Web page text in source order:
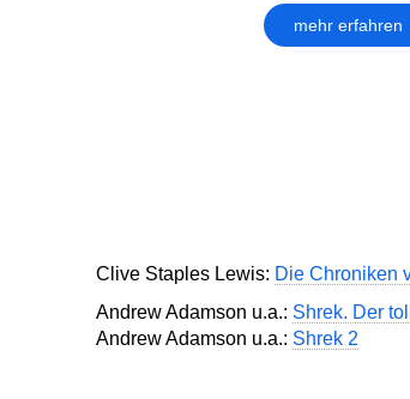
mehr erfahren
Clive Staples Lewis: Die Chroniken
Andrew Adamson u.a.: Shrek. Der
Andrew Adamson u.a.: Shrek 2